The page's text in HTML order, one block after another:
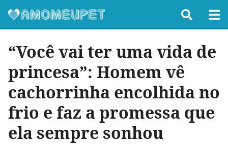
“Você vai ter uma vida de
princesa”: Homem vê
cachorrinha encolhida no
frio e faz a promessa que
ela sempre sonhou